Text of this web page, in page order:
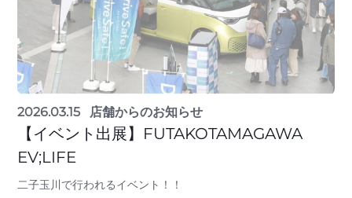
2026.03.15 店舗からのお知らせ
【イベント出展】FUTAKOTAMAGAWA
EV;LIFE
二子玉川で行われるイベント！！